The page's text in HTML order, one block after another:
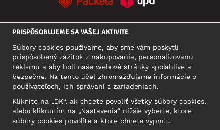
SÍDLO
Narva mnt 5, EE-10117 Tallinn
Reg: 12356245
PRISPÔSOBUJEME SA VAŠEJ AKTIVITE
Súbory cookies používame, aby sme vám poskytli
prispôsobený zážitok z nakupovania, personalizovanú
reklamu a aby boli naše webové stránky spoľahlivé a
bezpečné. Na tento účel zhromažďujeme informácie o
používateľoch, ich správaní a zariadeniach.
Kliknite na „OK“, ak chcete povoliť všetky súbory cookies,
alebo kliknutím na „Nastavenia“ nižšie vyberte, ktoré
súbory cookies povolíte a ktoré chcete vypnúť.